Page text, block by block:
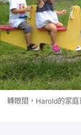
轉眼間，Harold的家庭